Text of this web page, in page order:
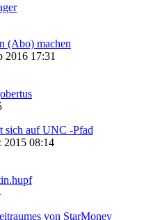
(Abo) machen
2016 17:31
sich auf UNC -Pfad
2015 08:14
von StarMoney